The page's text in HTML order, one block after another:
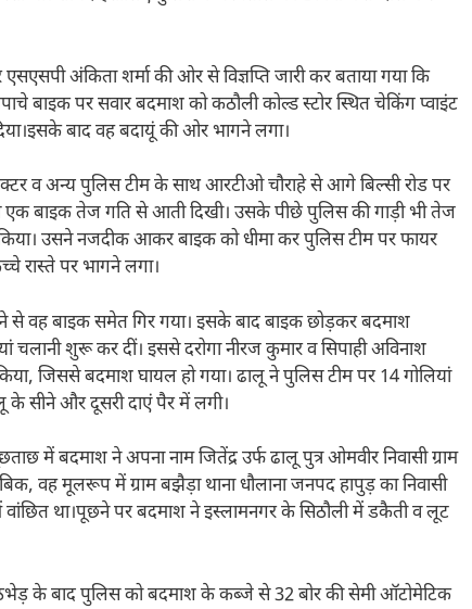
एसएसपी अंकिता शर्मा की ओर से विज्ञप्ति जारी कर बताया गया कि
बाइक पर सवार बदमाश को कठौली कोल्ड स्टोर स्थित चेकिंग प्वाइंट
बाद वह बदायूं की ओर भागने लगा।
व अन्य पुलिस टीम के साथ आरटीओ चौराहे से आगे बिल्सी रोड पर
एक बाइक तेज गति से आती दिखी। उसके पीछे पुलिस की गाड़ी भी तेज
उसने नजदीक आकर बाइक को धीमा कर पुलिस टीम पर फायर
रास्ते पर भागने लगा।
से वह बाइक समेत गिर गया। इसके बाद बाइक छोड़कर बदमाश
शुरू कर दीं। इससे दरोगा नीरज कुमार व सिपाही अविनाश
जिससे बदमाश घायल हो गया। ढालू ने पुलिस टीम पर 14 गोलियां
सीने और दूसरी दाएं पैर में लगी।
में बदमाश ने अपना नाम जितेंद्र उर्फ ढालू पुत्र ओमवीर निवासी ग्राम
वह मूलरूप में ग्राम बझैड़ा थाना धौलाना जनपद हापुड़ का निवासी
था।पूछने पर बदमाश ने इस्लामनगर के सिठौली में डकैती व लूट
के बाद पुलिस को बदमाश के कब्जे से 32 बोर की सेमी ऑटोमेटिक